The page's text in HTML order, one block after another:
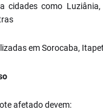
cidades como
em Sorocaba,
afetado devem: